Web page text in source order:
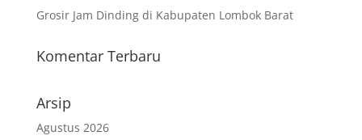
Grosir Jam Dinding di Kabupaten Lombok Barat
Komentar Terbaru
Arsip
Agustus 2026